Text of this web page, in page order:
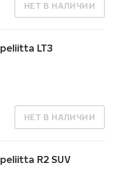
НЕТ В НАЛИЧИИ
LT3
НЕТ В НАЛИЧИИ
R2 SUV